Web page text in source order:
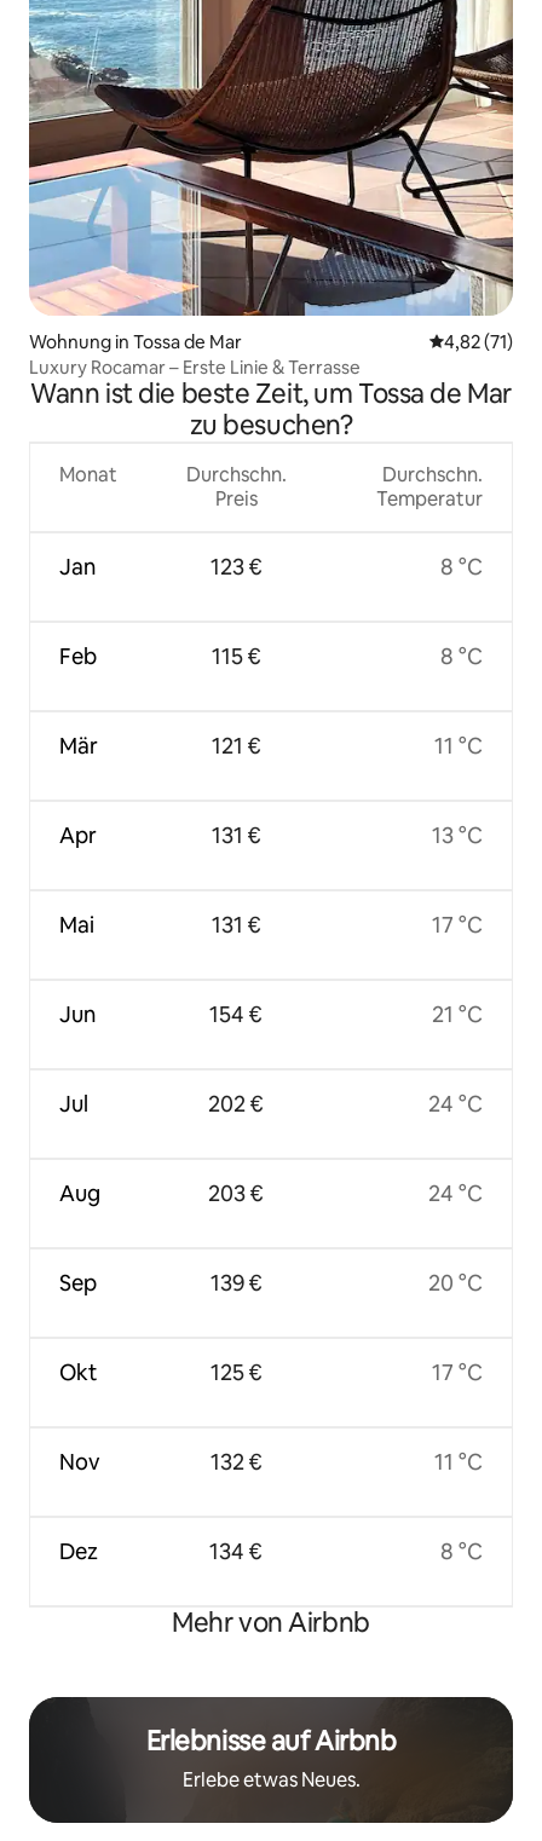
Wohnung in Tossa de Mar
4,82 (71)
Luxury Rocamar – Erste Linie & Terrasse
Wann ist die beste Zeit, um Tossa de Mar
zu besuchen?
Monat
Jan
Feb
Mär
Apr
Mai
Jun
Jul
Aug
Sep
Okt
Nov
Dez
Durchschn.
Preis
123 €
115 €
121 €
131 €
131 €
154 €
202 €
203 €
139 €
125 €
132 €
134 €
Durchschn.
Temperatur
8 °C
8 °C
11 °C
13 °C
17 °C
21 °C
24 °C
24 °C
20 °C
17 °C
11 °C
8 °C
Mehr von Airbnb
Erlebnisse auf Airbnb
Erlebe etwas Neues.